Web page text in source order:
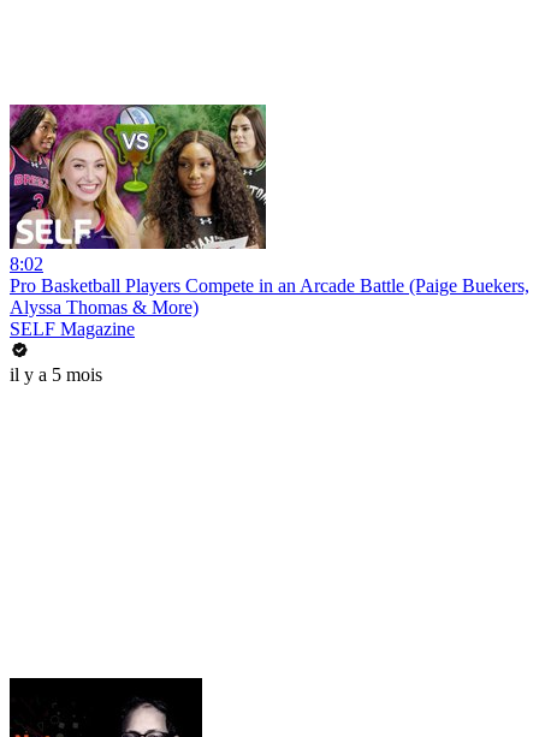
8:02
Pro Basketball Players Compete in an Arcade Battle (Paige Buekers,
Alyssa Thomas & More)
SELF Magazine
il y a 5 mois